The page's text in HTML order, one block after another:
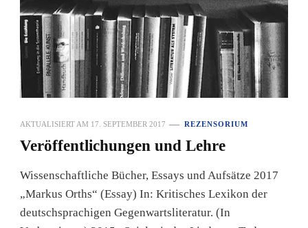
AKTUALISIERT AM 17. SEPTEMBER 2017 REZENSORIUM
Veröffentlichungen und Lehre
Wissenschaftliche Bücher, Essays und Aufsätze 2017
„Markus Orths“ (Essay) In: Kritisches Lexikon der
deutschsprachigen Gegenwartsliteratur. (In